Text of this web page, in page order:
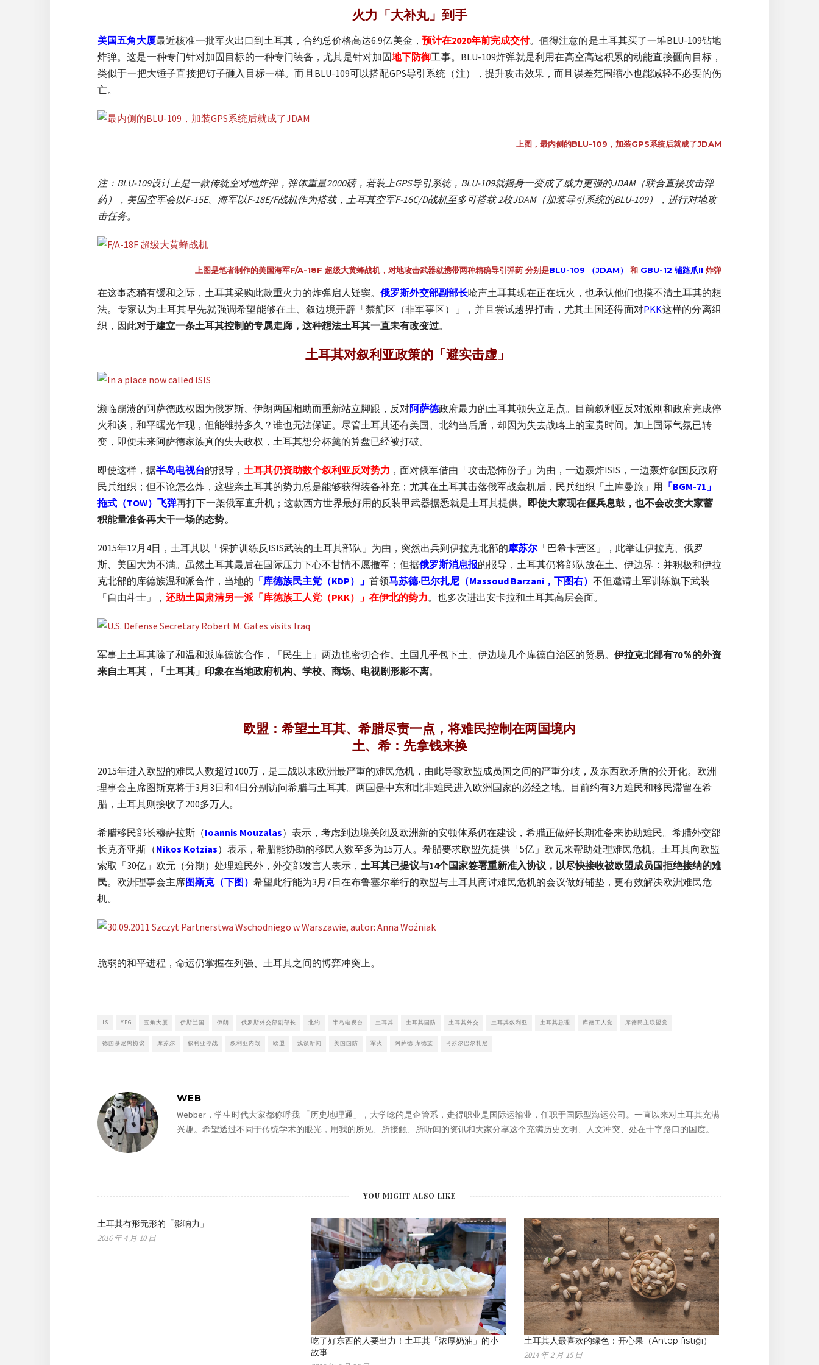
火力「大补丸」到手
美国五角大厦最近核准一批军火出口到土耳其，合约总价格高达6.9亿美金， 预计在2020年前完成交付。值得注意的是土耳其买了一堆BLU-109钻地
炸弹。这是一种专门针对加固目标的一种专门装备，尤其是针对加固地下防御工事。BLU-109炸弹就是利用在高空高速积累的动能直接砸向目标，
类似于一把大锤子直接把钉子砸入目标一样。而且BLU-109可以搭配GPS导引系统（注），提升攻击效果，而且误差范围缩小也能减轻不必要的伤
亡。
上图，最内侧的BLU-109，加装GPS系统后就成了JDAM
注：BLU-109设计上是一款传统空对地炸弹，弹体重量2000磅，若装上GPS导引系统，BLU-109就摇身一变成了威力更强的JDAM（联合直接攻击弹
药），美国空军会以F-15E、海军以F-18E/F战机作为搭载，土耳其空军F-16C/D战机至多可搭载 2枚JDAM（加装导引系统的BLU-109），进行对地攻
击任务。
上图是笔者制作的美国海军F/A-18F 超级大黄蜂战机，对地攻击武器就携带两种精确导引弹药 分别是BLU-109 （JDAM） 和 GBU-12 铺路爪II 炸弹
在这事态稍有缓和之际，土耳其采购此款重火力的炸弹启人疑窦。 俄罗斯外交部副部长呛声土耳其现在正在玩火，也承认他们也摸不清土耳其的想
法。专家认为土耳其早先就强调希望能够在土、叙边境开辟「禁航区（非军事区）」，并且尝试越界打击，尤其土国还得面对PKK这样的分离组
织，因此对于建立一条土耳其控制的专属走廊，这种想法土耳其一直未有改变过。
土耳其对叙利亚政策的「避实击虚」
濒临崩溃的阿萨德政权因为俄罗斯、伊朗两国相助而重新站立脚跟，反对阿萨德政府最力的土耳其顿失立足点。目前叙利亚反对派刚和政府完成停
火和谈，和平曙光乍现，但能维持多久？谁也无法保证。尽管土耳其还有美国、北约当后盾，却因为失去战略上的宝贵时间。加上国际气氛已转
变，即便未来阿萨德家族真的失去政权，土耳其想分杯羹的算盘已经被打破。
即使这样，据半岛电视台的报导， 土耳其仍资助数个叙利亚反对势力 ，面对俄军借由「攻击恐怖份子」为由，一边轰炸ISIS，一边轰炸叙国反政府
民兵组织；但不论怎么炸，这些亲土耳其的势力总是能够获得装备补充；尤其在土耳其击落俄军战轰机后，民兵组织「土库曼旅」用 「BGM-71」
拖式（TOW）飞弹再打下一架俄军直升机；这款西方世界最好用的反装甲武器据悉就是土耳其提供。 即使大家现在偃兵息鼓，也不会改变大家蓄
积能量准备再大干一场的态势。
2015年12月4日，土耳其以「保护训练反ISIS武装的土耳其部队」为由，突然出兵到伊拉克北部的摩苏尔「巴希卡营区」，此举让伊拉克、俄罗
斯、美国大为不满。虽然土耳其最后在国际压力下心不甘情不愿撤军；但据俄罗斯消息报的报导，土耳其仍将部队放在土、伊边界：并积极和伊拉
克北部的库德族温和派合作，当地的 「库德族民主党（KDP）」 首领马苏德‧巴尔扎尼（Massoud Barzani，下图右） 不但邀请土军训练旗下武装
「自由斗士」， 还助土国肃清另一派「库德族工人党（PKK）」在伊北的势力。也多次进出安卡拉和土耳其高层会面。
军事上土耳其除了和温和派库德族合作，「民生上」两边也密切合作。土国几乎包下土、伊边境几个库德自治区的贸易。 伊拉克北部有70％的外资
来自土耳其，「土耳其」印象在当地政府机构、学校、商场、电视剧形影不离。
欧盟：希望土耳其、希腊尽责一点，将难民控制在两国境内
土、希：先拿钱来换
2015年进入欧盟的难民人数超过100万，是二战以来欧洲最严重的难民危机，由此导致欧盟成员国之间的严重分歧，及东西欧矛盾的公开化。欧洲
理事会主席图斯克将于3月3日和4日分别访问希腊与土耳其。两国是中东和北非难民进入欧洲国家的必经之地。目前约有3万难民和移民滞留在希
腊，土耳其则接收了200多万人。
希腊移民部长穆萨拉斯（Ioannis Mouzalas）表示，考虑到边境关闭及欧洲新的安顿体系仍在建设，希腊正做好长期准备来协助难民。希腊外交部
长克齐亚斯（Nikos Kotzias）表示，希腊能协助的移民人数至多为15万人。希腊要求欧盟先提供「5亿」欧元来帮助处理难民危机。土耳其向欧盟
索取「30亿」欧元（分期）处理难民外，外交部发言人表示， 土耳其已提议与14个国家签署重新准入协议，以尽快接收被欧盟成员国拒绝接纳的难
民。欧洲理事会主席图斯克（下图） 希望此行能为3月7日在布鲁塞尔举行的欧盟与土耳其商讨难民危机的会议做好铺垫，更有效解决欧洲难民危
机。
脆弱的和平进程，命运仍掌握在列强、土耳其之间的博弈冲突上。
IS YPG 五角大厦 伊斯兰国 伊朗 俄罗斯外交部副部长 北约 半岛电视台 土耳其 土耳其国防 土耳其外交 土耳其叙利亚 土耳其总理 库德工人党 库德民主联盟党
德国慕尼黑协议 摩苏尔 叙利亚停战 叙利亚内战 欧盟 浅谈新闻 美国国防 军火 阿萨德 库德族 马苏尔巴尔札尼
WEB
Webber，学生时代大家都称呼我 「历史地理通」，大学唸的是企管系，走得职业是国际运输业，任职于国际型海运公司。一直以来对土耳其充满
兴趣。希望透过不同于传统学术的眼光，用我的所见、所接触、所听闻的资讯和大家分享这个充满历史文明、人文冲突、处在十字路口的国度。
YOU MIGHT ALSO LIKE
土耳其有形无形的「影响力」
2016 年 4 月 10 日
吃了好东西的人要出力！土耳其「浓厚奶油」的小
故事
土耳其人最喜欢的绿色：开心果（Antep fıstığı）
2014 年 2 月 15 日